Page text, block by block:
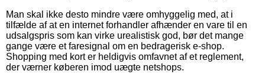
Man skal ikke desto mindre være omhyggelig med, at i
tilfælde af at en internet forhandler afhænder en vare til en
udsalgspris som kan virke urealistisk god, bør det mange
gange være et faresignal om en bedragerisk e-shop.
Shopping med kort er heldigvis omfavnet af et reglement,
der værner køberen imod uægte netshops.